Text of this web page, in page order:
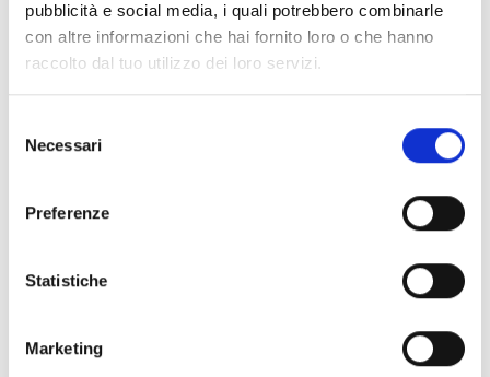
pubblicità e social media, i quali potrebbero combinarle
con altre informazioni che hai fornito loro o che hanno
raccolto dal tuo utilizzo dei loro servizi.
delNecessari
Preferenze
Statistiche
Marketing